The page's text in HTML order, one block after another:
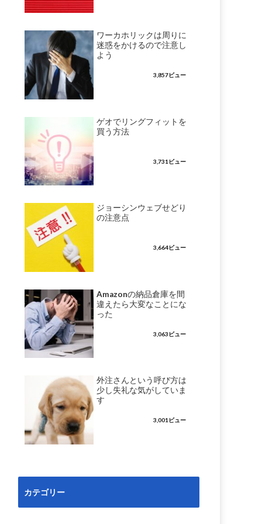
ワーカホリックは周りに
迷惑をかけるので注意し
よう
3,857ビュー
ゲオでリングフィットを
買う方法
3,731ビュー
ジョーシンウェブせどり
の注意点
3,664ビュー
Amazonの納品倉庫を間
違えたら大変なことにな
った
3,063ビュー
外注さんという呼び方は
少し失礼な気がしていま
す
3,001ビュー
カテゴリー